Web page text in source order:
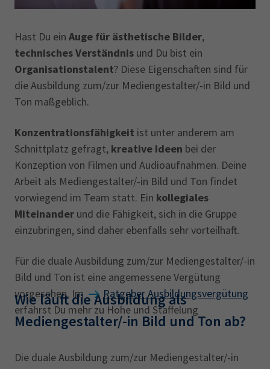
Hast Du ein Auge für ästhetische Bilder,
technisches Verständnis und Du bist ein
Organisationstalent? Diese Eigenschaften sind für
die Ausbildung zum/zur Mediengestalter/-in Bild und
Ton maßgeblich.
Konzentrationsfähigkeit ist unter anderem am
Schnittplatz gefragt, kreative Ideen bei der
Konzeption von Filmen und Audioaufnahmen. Deine
Arbeit als Mediengestalter/-in Bild und Ton findet
vorwiegend im Team statt. Ein kollegiales
Miteinander und die Fähigkeit, sich in die Gruppe
einzubringen, sind daher ebenfalls sehr vorteilhaft.
Für die duale Ausbildung zum/zur Mediengestalter/-in
Bild und Ton ist eine angemessene Vergütung
vorgesehen. Im
Ratgeber Ausbildungsvergütung
erfährst Du mehr zu Höhe und Staffelung
Wie läuft die Ausbildung als
Mediengestalter/-in Bild und Ton ab?
Die duale Ausbildung zum/zur Mediengestalter/-in